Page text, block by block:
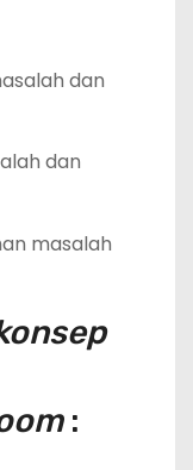
dan
dan
masalah
: